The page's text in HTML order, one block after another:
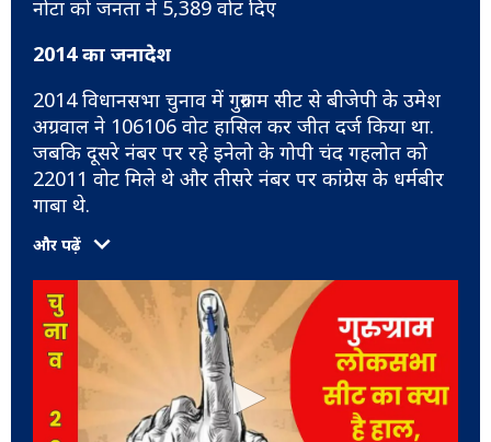
नोटा को जनता ने 5,389 वोट दिए
2014 का जनादेश
2014 विधानसभा चुनाव में गुरुग्राम सीट से बीजेपी के उमेश
अग्रवाल ने 106106 वोट हासिल कर जीत दर्ज किया था.
जबकि दूसरे नंबर पर रहे इनेलो के गोपी चंद गहलोत को
22011 वोट मिले थे और तीसरे नंबर पर कांग्रेस के धर्मबीर
गाबा थे.
और पढ़ें